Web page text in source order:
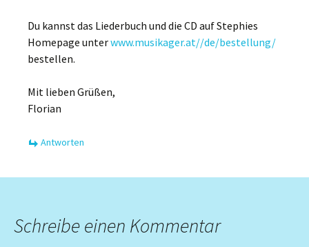
Du kannst das Liederbuch und die CD auf Stephies
Homepage unterwww.musikager.at//de/bestellung/
bestellen.
Mit lieben Grüßen,
Florian
Antworten
Schreibe einen Kommentar